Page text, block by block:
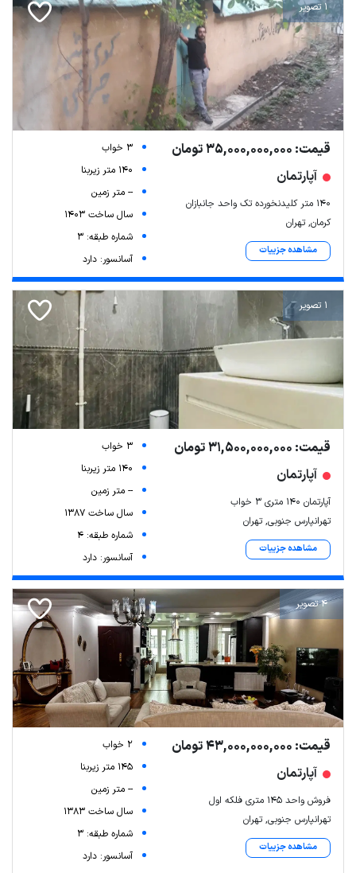
1 تصویر
قیمت: 35,000,000,000 تومان
آپارتمان
۱۴۰ متر کلیدنخورده تک واحد جانبازان
کرمان, تهران
مشاهده جزییات
3 خواب
140 متر زیربنا
-- متر زمین
سال ساخت 1403
شماره طبقه: 3
آسانسور: دارد
1 تصویر
قیمت: 31,500,000,000 تومان
آپارتمان
آپارتمان 140 متری 3 خواب
تهرانپارس جنوبی, تهران
مشاهده جزییات
3 خواب
140 متر زیربنا
-- متر زمین
سال ساخت 1387
شماره طبقه: 4
آسانسور: دارد
4 تصویر
قیمت: 43,000,000,000 تومان
آپارتمان
فروش واحد ۱۴۵ متری فلکه اول
تهرانپارس جنوبی, تهران
مشاهده جزییات
2 خواب
145 متر زیربنا
-- متر زمین
سال ساخت 1383
شماره طبقه: 3
آسانسور: دارد